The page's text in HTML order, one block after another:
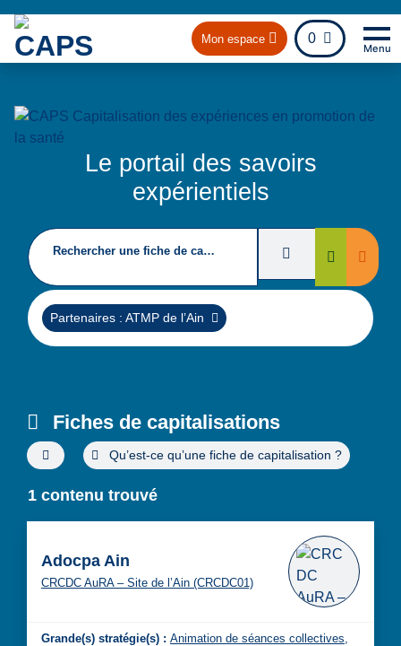
Mon espace 0
fichier
Menu
Le portail des savoirs
expérientiels
Rechercher une fiche de capitalisation Filtres deRechercher
Supprimer
Partenaires : ATMP de l’Ain
Fiches de capitalisations
Filtres de recherche avancée
Qu’est-ce qu’une fiche de capitalisation ?
1 contenu trouvé
Adocpa Ain
CRCDC AuRA – Site de l’Ain (CRCDC01)
Grande(s) stratégie(s) : Animation de séances collectives,